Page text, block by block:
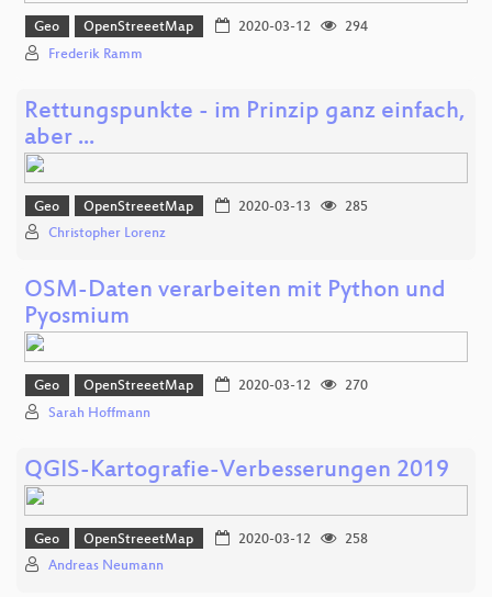
Geo OpenStreeetMap 2020-03-12
294
Frederik Ramm
Rettungspunkte - im Prinzip ganz einfach,
aber ...
Geo OpenStreeetMap 2020-03-13
285
Christopher Lorenz
OSM-Daten verarbeiten mit Python und
Pyosmium
Geo OpenStreeetMap 2020-03-12
270
Sarah Hoffmann
QGIS-Kartografie-Verbesserungen 2019
Geo OpenStreeetMap 2020-03-12
258
Andreas Neumann